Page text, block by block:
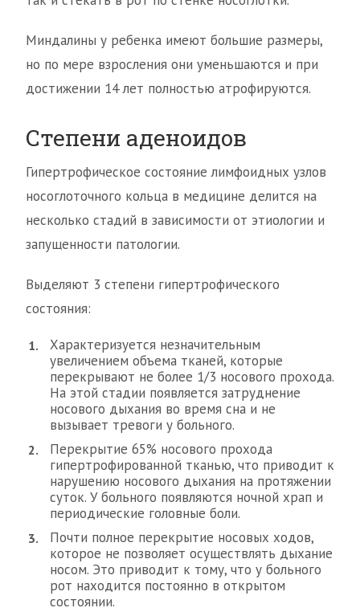
Миндалины у ребенка имеют большие размеры,
но по мере взросления они уменьшаются и при
достижении 14 лет полностью атрофируются.
Степени аденоидов
Гипертрофическое состояние лимфоидных узлов
носоглоточного кольца в медицине делится на
несколько стадий в зависимости от этиологии и
запущенности патологии.
Выделяют 3 степени гипертрофического
состояния:
Характеризуется незначительным
увеличением объема тканей, которые
перекрывают не более 1/3 носового прохода.
На этой стадии появляется затруднение
носового дыхания во время сна и не
вызывает тревоги у больного.
Перекрытие 65% носового прохода
гипертрофированной тканью, что приводит к
нарушению носового дыхания на протяжении
суток. У больного появляются ночной храп и
периодические головные боли.
Почти полное перекрытие носовых ходов,
которое не позволяет осуществлять дыхание
носом. Это приводит к тому, что у больного
рот находится постоянно в открытом
состоянии.